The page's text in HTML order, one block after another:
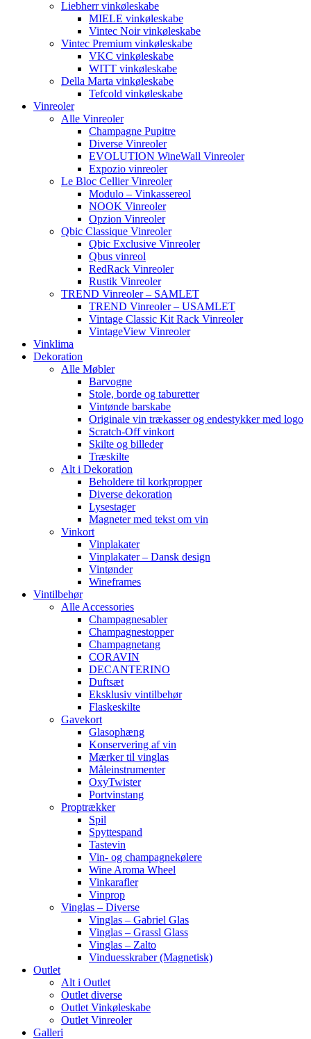
Liebherr vinkøleskabe
MIELE vinkøleskabe
Vintec Noir vinkøleskabe
Vintec Premium vinkøleskabe
VKC vinkøleskabe
WITT vinkøleskabe
Della Marta vinkøleskabe
Tefcold vinkøleskabe
Vinreoler
Alle Vinreoler
Champagne Pupitre
Diverse Vinreoler
EVOLUTION WineWall Vinreoler
Expozio vinreoler
Le Bloc Cellier Vinreoler
Modulo – Vinkassereol
NOOK Vinreoler
Opzion Vinreoler
Qbic Classique Vinreoler
Qbic Exclusive Vinreoler
Qbus vinreol
RedRack Vinreoler
Rustik Vinreoler
TREND Vinreoler – SAMLET
TREND Vinreoler – USAMLET
Vintage Classic Kit Rack Vinreoler
VintageView Vinreoler
Vinklima
Dekoration
Alle Møbler
Barvogne
Stole, borde og taburetter
Vintønde barskabe
Originale vin trækasser og endestykker med logo
Scratch-Off vinkort
Skilte og billeder
Træskilte
Alt i Dekoration
Beholdere til korkpropper
Diverse dekoration
Lysestager
Magneter med tekst om vin
Vinkort
Vinplakater
Vinplakater – Dansk design
Vintønder
Wineframes
Vintilbehør
Alle Accessories
Champagnesabler
Champagnestopper
Champagnetang
CORAVIN
DECANTERINO
Duftsæt
Eksklusiv vintilbehør
Flaskeskilte
Gavekort
Glasophæng
Konservering af vin
Mærker til vinglas
Måleinstrumenter
OxyTwister
Portvinstang
Proptrækker
Spil
Spyttespand
Tastevin
Vin- og champagnekølere
Wine Aroma Wheel
Vinkarafler
Vinprop
Vinglas – Diverse
Vinglas – Gabriel Glas
Vinglas – Grassl Glass
Vinglas – Zalto
Vinduesskraber (Magnetisk)
Outlet
Alt i Outlet
Outlet diverse
Outlet Vinkøleskabe
Outlet Vinreoler
Galleri